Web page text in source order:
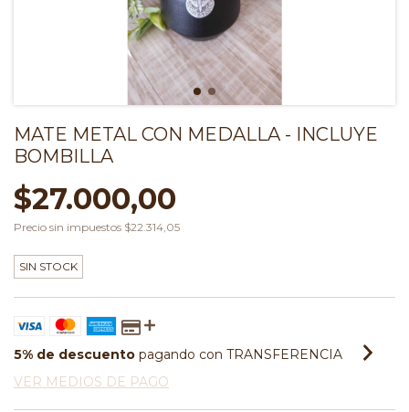
MATE METAL CON MEDALLA - INCLUYE
BOMBILLA
$27.000,00
Precio sin impuestos $22.314,05
SIN STOCK
5% de descuento pagando con TRANSFERENCIA
VER MEDIOS DE PAGO